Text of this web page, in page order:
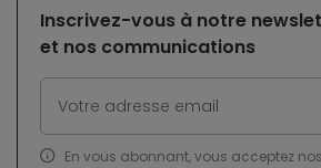
Inscrivez-vous à notre
et nos communications
En vous abonnant, vous acceptez nos